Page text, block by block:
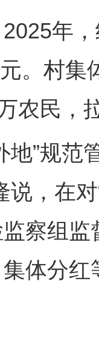
年，
。村
农民，
”规范
说，在
察组
体分